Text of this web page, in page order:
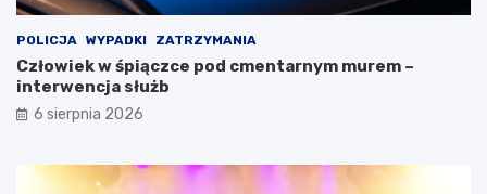
POLICJA WYPADKI ZATRZYMANIA
Człowiek w śpiączce pod cmentarnym murem –
interwencja służb
6 sierpnia 2026